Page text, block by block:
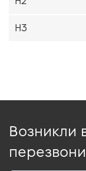
H3
Возникли